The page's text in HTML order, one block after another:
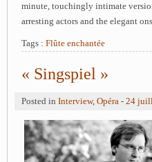
minute, touchingly intimate
arresting actors and the elegant
Tags : Flûte enchantée
« Singspiel »
Posted in Interview, Opéra - 24